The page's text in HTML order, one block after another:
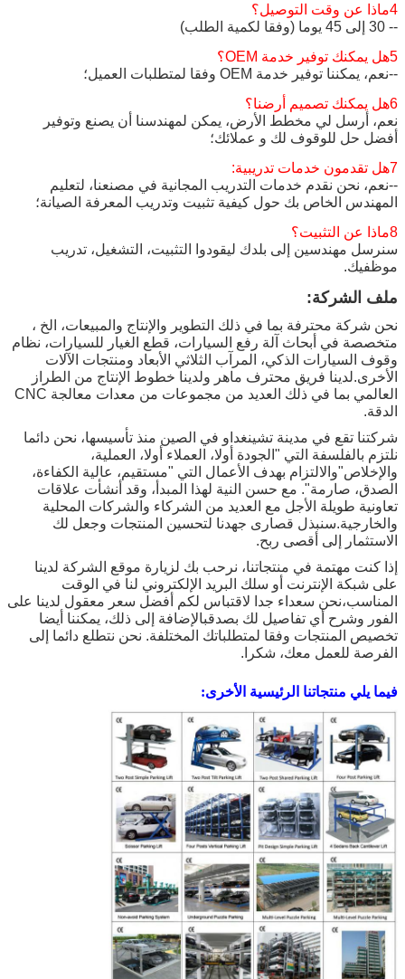
4ماذا عن وقت التوصيل؟
-- 30 إلى 45 يوما (وفقا لكمية الطلب)
5هل يمكنك توفير خدمة OEM؟
--نعم، يمكننا توفير خدمة OEM وفقا لمتطلبات العميل؛
6هل يمكنك تصميم أرضنا؟
نعم، أرسل لي مخطط الأرض، يمكن لمهندسنا أن يصنع وتوفير
أفضل حل للوقوف لك و عملائك؛
7هل تقدمون خدمات تدريبية:
--نعم، نحن نقدم خدمات التدريب المجانية في مصنعنا، لتعليم
المهندس الخاص بك حول كيفية تثبيت وتدريب المعرفة الصيانة؛
8ماذا عن التثبيت؟
سنرسل مهندسين إلى بلدك ليقودوا التثبيت، التشغيل، تدريب
موظفيك.
ملف الشركة:
نحن شركة محترفة بما في ذلك التطوير والإنتاج والمبيعات، الخ ،
متخصصة في أبحاث آلة رفع السيارات، قطع الغيار للسيارات، نظام
وقوف السيارات الذكي، المرآب الثلاثي الأبعاد ومنتجات الآلات
الأخرى.لدينا فريق محترف ماهر ولدينا خطوط الإنتاج من الطراز
العالمي بما في ذلك العديد من مجموعات من معدات معالجة CNC
الدقة.
شركتنا تقع في مدينة تشينغداو في الصين منذ تأسيسها، نحن دائما
نلتزم بالفلسفة التي "الجودة أولا، العملاء أولا، العملية،
والإخلاص"والالتزام بهدف الأعمال التي "مستقيم، عالية الكفاءة،
الصدق، صارمة". مع حسن النية لهذا المبدأ، وقد أنشأت علاقات
تعاونية طويلة الأجل مع العديد من الشركاء والشركات المحلية
والخارجية.سنبذل قصارى جهدنا لتحسين المنتجات وجعل لك
الاستثمار إلى أقصى ربح.
إذا كنت مهتمة في منتجاتنا، نرحب بك لزيارة موقع الشركة لدينا
على شبكة الإنترنت أو سلك البريد الإلكتروني لنا في الوقت
المناسب،نحن سعداء جدا لاقتباس لكم أفضل سعر معقول لدينا على
الفور وشرح أي تفاصيل لك بصدقبالإضافة إلى ذلك، يمكننا أيضا
تخصيص المنتجات وفقا لمتطلباتك المختلفة. نحن نتطلع دائما إلى
الفرصة للعمل معك، شكرا.
فيما يلي منتجاتنا الرئيسية الأخرى: